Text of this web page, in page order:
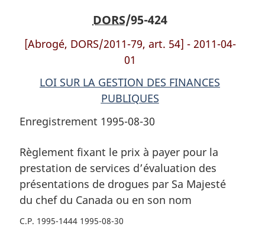
l’évaluation
des
drogues
pour
l’évaluation
des
drogues
pour
des
DORS/95-424
[Abrogé, DORS/2011-79, art. 54] - 2011-04-
01
LOI SUR LA GESTION DES FINANCES
PUBLIQUES
Enregistrement 1995-08-30
Règlement fixant le prix à payer pour la
prestation de services d’évaluation des
présentations de drogues par Sa Majesté
du chef du Canada ou en son nom
C.P. 1995-1444 1995-08-30